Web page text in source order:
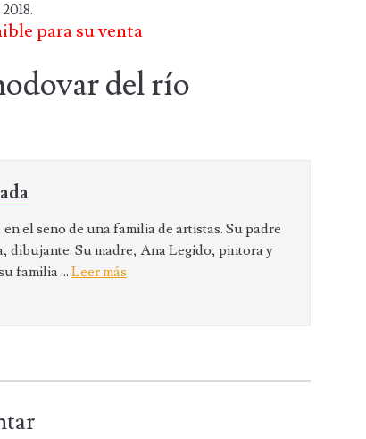
para su venta
del río
en el seno de una familia de artistas. Su padre
dibujante. Su madre, Ana Legido, pintora y
familia ...Leer más